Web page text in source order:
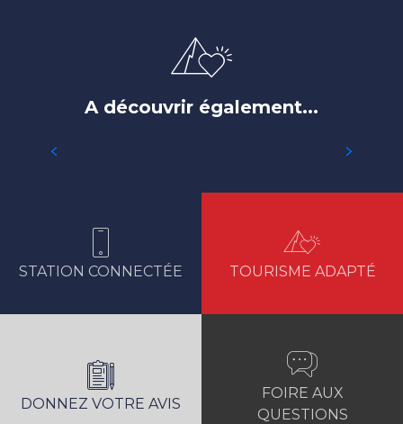
A découvrir également...
STATION CONNECTÉE TOURISME ADAPTÉ
DONNEZ VOTRE AVIS
FOIRE AUX
QUESTIONS